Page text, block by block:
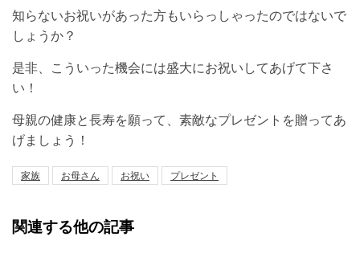
知らないお祝いがあった方もいらっしゃったのではないで
しょうか？
是非、こういった機会には盛大にお祝いしてあげて下さ
い！
母親の健康と長寿を願って、素敵なプレゼントを贈ってあ
げましょう！
家族 お母さん お祝い プレゼント
関連する他の記事